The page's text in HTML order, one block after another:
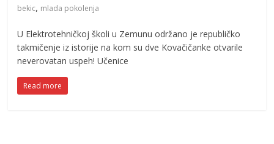
bekic, mlada pokolenja
U Elektrotehničkoj školi u Zemunu održano je republičko
takmičenje iz istorije na kom su dve Kovačičanke otvarile
neverovatan uspeh! Učenice
Read more